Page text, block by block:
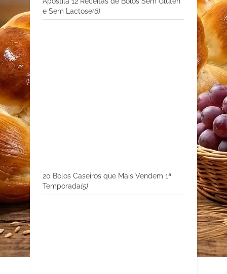
e Sem Lactose(6)
20 Bolos Caseiros que Mais Vendem 1ª
Temporada(5)